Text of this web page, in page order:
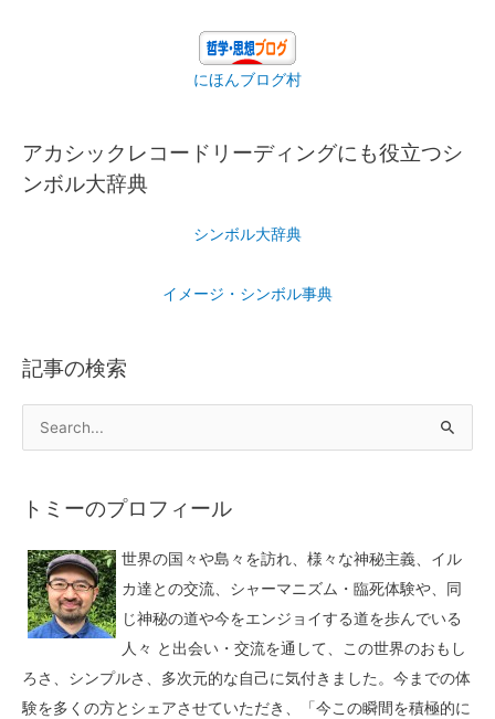
にほんブログ村
アカシックレコードリーディングにも役立つシ
ンボル大辞典
シンボル大辞典
イメージ・シンボル事典
記事の検索
トミーのプロフィール
世界の国々や島々を訪れ、様々な神秘主義、イル
カ達との交流、シャーマニズム・臨死体験や、同
じ神秘の道や今をエンジョイする道を歩んでいる
人々 と出会い・交流を通して、この世界のおもし
ろさ、シンプルさ、多次元的な自己に気付きました。今までの体
験を多くの方とシェアさせていただき、「今この瞬間を積極的に